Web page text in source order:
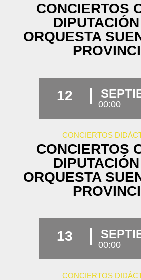
CONCIERTOS
ORQUESTA
12
00:00
CONCIERTOS
CONCIERTOS
ORQUESTA
13
00:00
CONCIERTOS